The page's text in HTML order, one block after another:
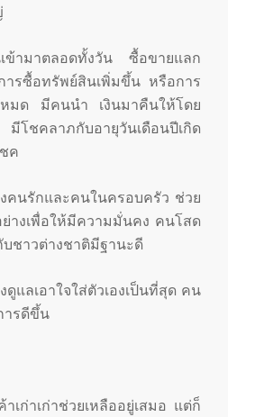
ข้ามาตลอดทั้งวัน ซื้อขายแลก
ารซื้อทรัพย์สินเพิ่มขึ้น หรือการ
หมด มีคนนำ เงินมาคืนให้โดย
ชคลาภกับอายุวันเดือนปีเกิด
ค
คนรักและคนในครอบครัว ช่วย
างเพื่อให้มีความมั่นคง คนโสด
ชาวต่างชาติมีฐานะดี
แลเอาใจใส่ตัวเองเป็นที่สุด คน
ารดีขึ้น
เก่าเก่าช่วยเหลืออยู่เสมอ แต่ก็